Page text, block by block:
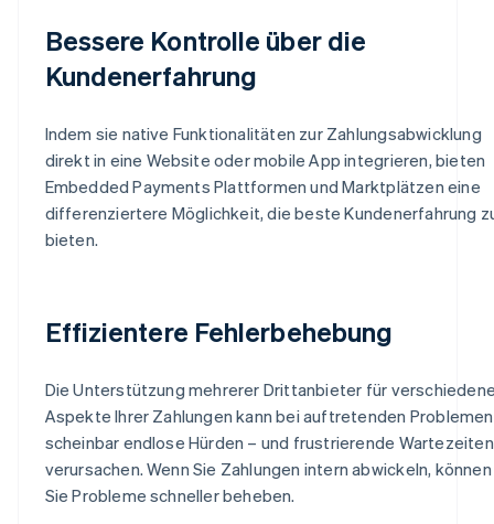
Bessere Kontrolle über die
Kundenerfahrung
Indem sie native Funktionalitäten zur Zahlungsabwicklung
direkt in eine Website oder mobile App integrieren, bieten
Embedded Payments Plattformen und Marktplätzen eine
differenziertere Möglichkeit, die beste Kundenerfahrung
bieten.
Effizientere Fehlerbehebung
Die Unterstützung mehrerer Drittanbieter für
Aspekte Ihrer Zahlungen kann bei auftretenden Problemen
scheinbar endlose Hürden – und frustrierende
verursachen. Wenn Sie Zahlungen intern abwickeln, können
Sie Probleme schneller beheben.